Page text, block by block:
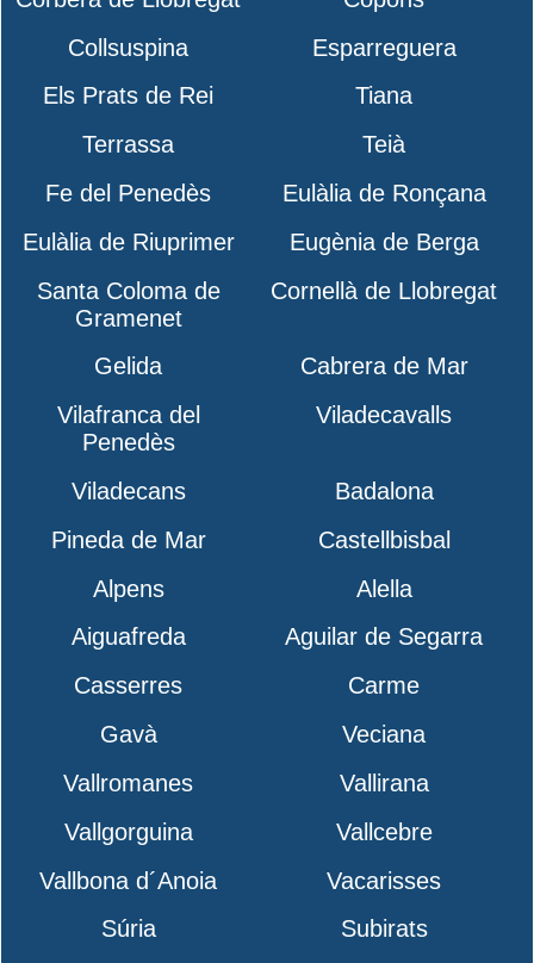
Collsuspina
Esparreguera
Els Prats de Rei
Tiana
Terrassa
Teià
Fe del Penedès
Eulàlia de Ronçana
Eulàlia de Riuprimer
Eugènia de Berga
Santa Coloma de
Gramenet
Cornellà de Llobregat
Gelida
Cabrera de Mar
Vilafranca del
Penedès
Viladecavalls
Viladecans
Badalona
Pineda de Mar
Castellbisbal
Alpens
Alella
Aiguafreda
Aguilar de Segarra
Casserres
Carme
Gavà
Veciana
Vallromanes
Vallirana
Vallgorguina
Vallcebre
Vallbona d´Anoia
Vacarisses
Súria
Subirats